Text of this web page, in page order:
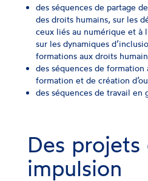
des séquences de partage
des droits humains, sur les
ceux liés au numérique et
sur les dynamiques
formations aux droits
des séquences de formation
formation et de création
des séquences de travail en
Des projets
impulsion